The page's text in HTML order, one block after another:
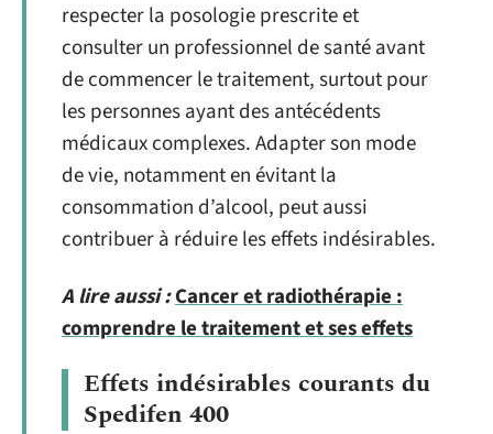
respecter la posologie prescrite et
consulter un professionnel de santé avant
de commencer le traitement, surtout pour
les personnes ayant des antécédents
médicaux complexes. Adapter son mode
de vie, notamment en évitant la
consommation d’alcool, peut aussi
contribuer à réduire les effets indésirables.
A lire aussi :Cancer et radiothérapie :
comprendre le traitement et ses effets
Effets indésirables courants du
Spedifen 400